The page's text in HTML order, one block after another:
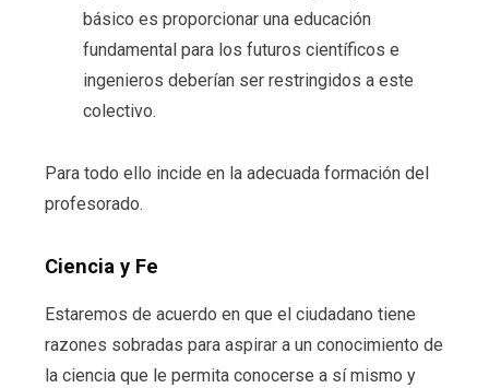
básico es proporcionar una educación
fundamental para los futuros científicos e
ingenieros deberían ser restringidos a este
colectivo.
Para todo ello incide en la adecuada formación del
profesorado.
Ciencia y Fe
Estaremos de acuerdo en que el ciudadano tiene
razones sobradas para aspirar a un conocimiento de
la ciencia que le permita conocerse a sí mismo y